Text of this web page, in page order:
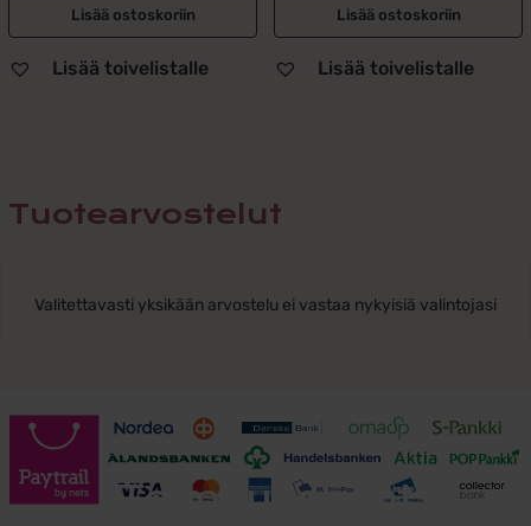
Lisää ostoskoriin
Lisää toivelistalle
796,00 €.
495,00 €.Lisää ostoskoriin
Lisää toivelistalle
Tuotearvostelut
Valitettavasti yksikään arvostelu ei vastaa nykyisiä valintojasi
Toimitusehdot